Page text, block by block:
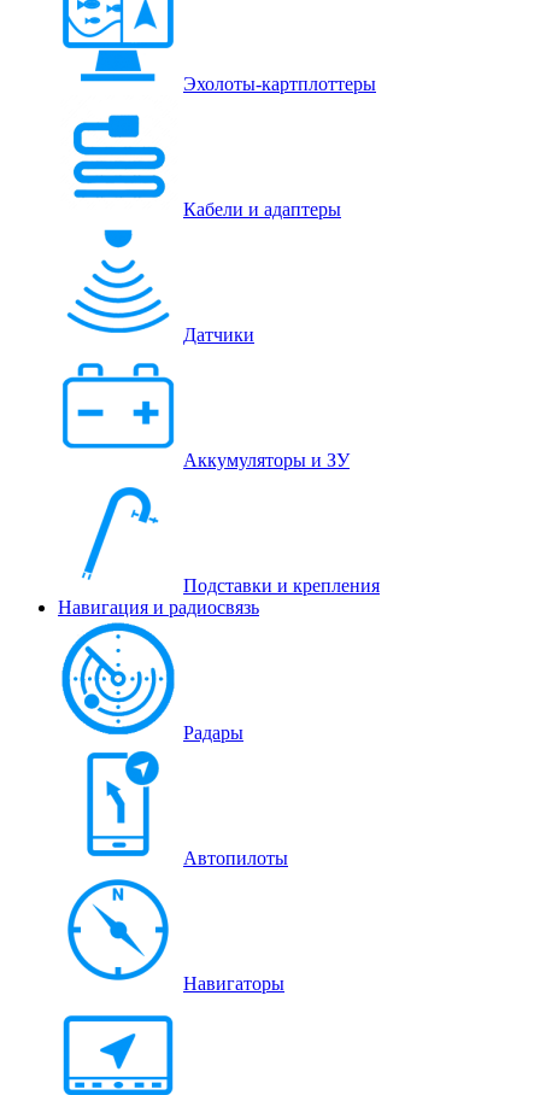
Эхолоты-картплоттеры
Кабели и адаптеры
Датчики
Аккумуляторы и ЗУ
Подставки и крепления
Навигация и радиосвязь
Радары
Автопилоты
Навигаторы